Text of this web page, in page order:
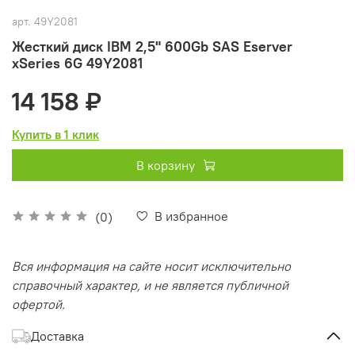
арт. 49Y2081
Жесткий диск IBM 2,5" 600Gb SAS Eserver
xSeries 6G 49Y2081
(0) В избранное
14 158 ₽
Купить в 1 клик
В корзину
Вся информация на сайте носит исключительно
справочный характер, и не является публичной
офертой.
Доставка